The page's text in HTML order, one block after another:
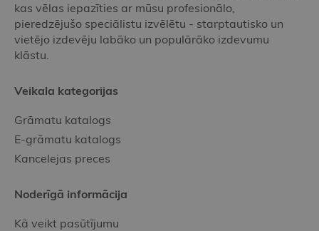
kas vēlas iepazīties ar mūsu profesionālo,
pieredzējušo speciālistu izvēlētu - starptautisko un
vietējo izdevēju labāko un populārāko izdevumu
klāstu.
Veikala kategorijas
Grāmatu katalogs
E-grāmatu katalogs
Kancelejas preces
Noderīgā informācija
Kā veikt pasūtījumu